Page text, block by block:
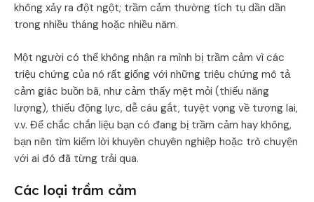
không xảy ra đột ngột; trầm cảm thường tích tụ dần dần
trong nhiều tháng hoặc nhiều năm.
Một người có thể không nhận ra mình bị trầm cảm vì các
triệu chứng của nó rất giống với những triệu chứng mô tả
cảm giác buồn bã, như cảm thấy mệt mỏi (thiếu năng
lượng), thiếu động lực, dễ cáu gắt, tuyệt vọng về tương lai,
v.v. Để chắc chắn liệu bạn có đang bị trầm cảm hay không,
bạn nên tìm kiếm lời khuyên chuyên nghiệp hoặc trò chuyện
với ai đó đã từng trải qua.
Các loại trầm cảm